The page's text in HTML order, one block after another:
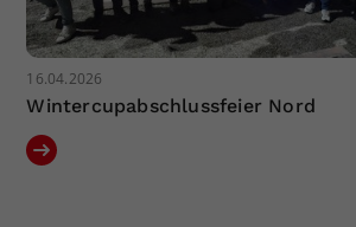
16.04.2026
Wintercupabschlussfeier Nord